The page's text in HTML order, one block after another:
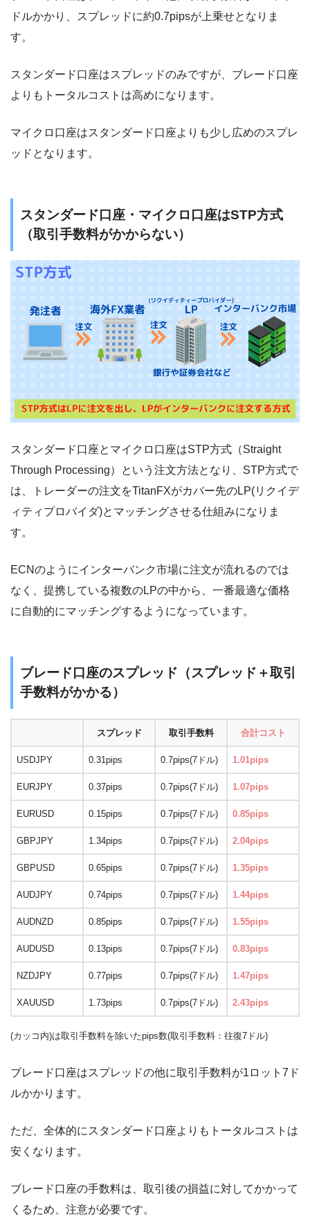
ドルかかり、スプレッドに約0.7pipsが上乗せとなりま
す。
スタンダード口座はスプレッドのみですが、ブレード口座
よりもトータルコストは高めになります。
マイクロ口座はスタンダード口座よりも少し広めのスプレ
ッドとなります。
スタンダード口座・マイクロ口座はSTP方式
（取引手数料がかからない）
スタンダード口座とマイクロ口座はSTP方式（Straight
Through Processing）という注文方法となり、STP方式で
は、トレーダーの注文をTitanFXがカバー先のLP(リクイデ
ィティプロバイダ)とマッチングさせる仕組みになりま
す。
ECNのようにインターバンク市場に注文が流れるのでは
なく、提携している複数のLPの中から、一番最適な価格
に自動的にマッチングするようになっています。
ブレード口座のスプレッド（スプレッド＋取引
手数料がかかる）
スプレッド 取引手数料 合計コスト
USDJPY 0.31pips 0.7pips(7ドル) 1.01pips
EURJPY 0.37pips 0.7pips(7ドル) 1.07pips
EURUSD 0.15pips 0.7pips(7ドル) 0.85pips
GBPJPY 1.34pips 0.7pips(7ドル) 2.04pips
GBPUSD 0.65pips 0.7pips(7ドル) 1.35pips
AUDJPY 0.74pips 0.7pips(7ドル) 1.44pips
AUDNZD 0.85pips 0.7pips(7ドル) 1.55pips
AUDUSD 0.13pips 0.7pips(7ドル) 0.83pips
NZDJPY 0.77pips 0.7pips(7ドル) 1.47pips
XAUUSD 1.73pips 0.7pips(7ドル) 2.43pips
(カッコ内)は取引手数料を除いたpips数(取引手数料：往復7ドル)
ブレード口座はスプレッドの他に取引手数料が1ロット7ド
ルかかります。
ただ、全体的にスタンダード口座よりもトータルコストは
安くなります。
ブレード口座の手数料は、取引後の損益に対してかかって
くるため、注意が必要です。